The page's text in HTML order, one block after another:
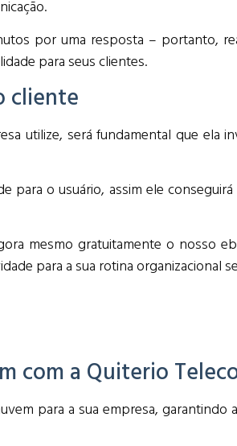
por uma resposta – portanto,
para seus clientes.
cliente
utilize, será fundamental que ela
o usuário, assim ele
mesmo gratuitamente o nosso
para a sua rotina organizacional
com a Quiterio
para a sua empresa, garantindo